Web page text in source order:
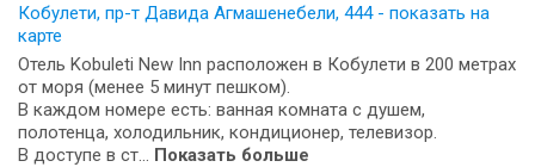
Кобулети, пр-т Давида Агмашенебели, 444 - показать на
карте
Отель Kobuleti New Inn расположен в Кобулети в 200 метрах
от моря (менее 5 минут пешком).
В каждом номере есть: ванная комната с душем,
полотенца, холодильник, кондиционер, телевизор.
В доступе в ст... Показать больше